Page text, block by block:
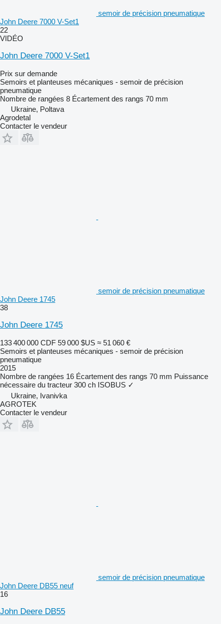
semoir de précision pneumatique
John Deere 7000 V-Set1
22
VIDÉO
John Deere 7000 V-Set1
Prix sur demande
Semoirs et planteuses mécaniques - semoir de précision
pneumatique
Nombre de rangées 8 Écartement des rangs 70 mm
Ukraine, Poltava
Agrodetal
Contacter le vendeur
semoir de précision pneumatique
John Deere 1745
38
John Deere 1745
133 400 000 CDF 59 000 $US ≈ 51 060 €
Semoirs et planteuses mécaniques - semoir de précision
pneumatique
2015
Nombre de rangées 16 Écartement des rangs 70 mm Puissance
nécessaire du tracteur 300 ch ISOBUS ✓
Ukraine, Ivanivka
AGROTEK
Contacter le vendeur
semoir de précision pneumatique
John Deere DB55 neuf
16
John Deere DB55